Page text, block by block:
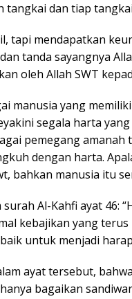
tangkai dan tiap
tapi mendapatkan
tanda sayangnya
oleh Allah SWT
manusia yang
segala harta
pemegang
dengan harta.
bahkan manusia itu
Al-Kahfi ayat 46:
kebajikan yang
untuk menjadi
ayat tersebut,
bagaikan